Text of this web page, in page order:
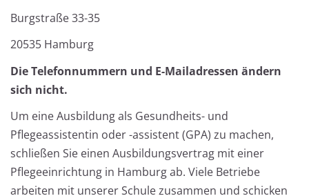
Burgstraße 33-35
20535 Hamburg
Die Telefonnummern und E-Mailadressen ändern
sich nicht.
Um eine Ausbildung als Gesundheits- und
Pflegeassistentin oder -assistent (GPA) zu machen,
schließen Sie einen Ausbildungsvertrag mit einer
Pflegeeinrichtung in Hamburg ab. Viele Betriebe
arbeiten mit unserer Schule zusammen und schicken